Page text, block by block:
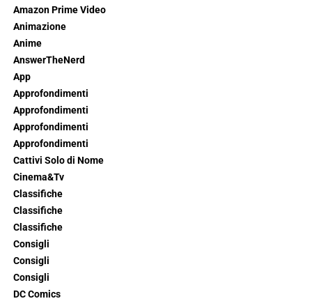
Amazon Prime Video
Animazione
Anime
AnswerTheNerd
App
Approfondimenti
Approfondimenti
Approfondimenti
Approfondimenti
Cattivi Solo di Nome
Cinema&Tv
Classifiche
Classifiche
Classifiche
Consigli
Consigli
Consigli
DC Comics